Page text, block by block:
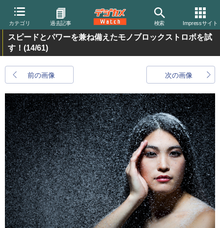
カテゴリ 過去記事 検索 Impressサイト
スピードとパワーを兼ね備えたモノブロックストロボを試
す！ (14/61)
前の画像 次の画像